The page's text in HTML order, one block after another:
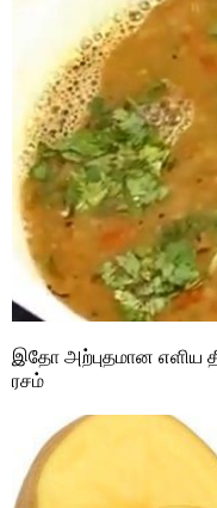
இதோ அற்புதமான எளிய
ரசம்